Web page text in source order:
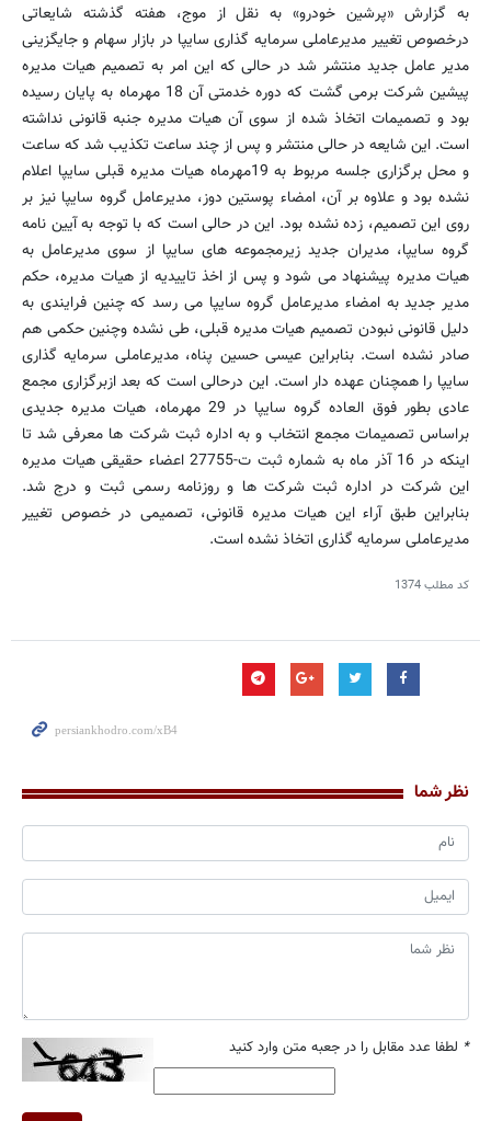
به گزارش «پرشین خودرو» به نقل از موج، هفته گذشته شایعاتی
درخصوص تغییر مدیرعاملی سرمایه گذاری سایپا در بازار سهام و جایگزینی
مدیر عامل جدید منتشر شد در حالی که این امر به تصمیم هیات مدیره
پیشین شرکت برمی گشت که دوره خدمتی آن 18 مهرماه به پایان رسیده
بود و تصمیمات اتخاذ شده از سوی آن هیات مدیره جنبه قانونی نداشته
است. این شایعه در حالی منتشر و پس از چند ساعت تکذیب شد که ساعت
و محل برگزاری جلسه مربوط به 19مهرماه هیات مدیره قبلی سایپا اعلام
نشده بود و علاوه بر آن، امضاء پوستین دوز، مدیرعامل گروه سایپا نیز بر
روی این تصمیم، زده نشده بود. این در حالی است که با توجه به آیین نامه
گروه سایپا، مدیران جدید زیرمجموعه های سایپا از سوی مدیرعامل به
هیات مدیره پیشنهاد می شود و پس از اخذ تاییدیه از هیات مدیره، حکم
مدیر جدید به امضاء مدیرعامل گروه سایپا می رسد که چنین فرایندی به
دلیل قانونی نبودن تصمیم هیات مدیره قبلی، طی نشده وچنین حکمی هم
صادر نشده است. بنابراین عیسی حسین پناه، مدیرعاملی سرمایه گذاری
سایپا را همچنان عهده دار است. این درحالی است که بعد ازبرگزاری مجمع
عادی بطور فوق العاده گروه سایپا در 29 مهرماه، هیات مدیره جدیدی
براساس تصمیمات مجمع انتخاب و به اداره ثبت شرکت ها معرفی شد تا
اینکه در 16 آذر ماه به شماره ثبت ت-27755 اعضاء حقیقی هیات مدیره
این شرکت در اداره ثبت شرکت ها و روزنامه رسمی ثبت و درج شد.
بنابراین طبق آراء این هیات مدیره قانونی، تصمیمی در خصوص تغییر
مدیرعاملی سرمایه گذاری اتخاذ نشده است.
کد مطلب1374
نظر شما
* لطفا عدد مقابل را در جعبه متن وارد کنید